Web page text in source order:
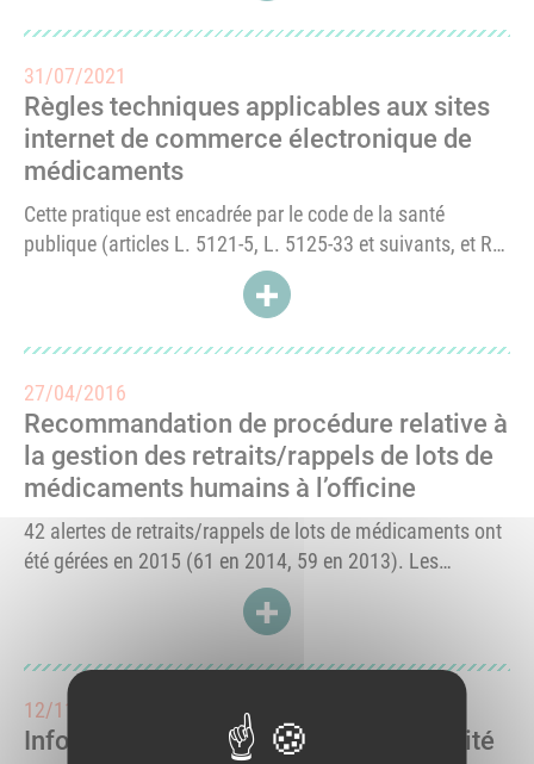
31/07/2021
Règles techniques applicables aux sites
internet de commerce électronique de
médicaments
Cette pratique est encadrée par le code de la santé
publique (articles L. 5121-5, L. 5125-33 et suivants, et R.
5125-70 et suivants du CSP) et par les arrêtés du 28
novembre 2016 relatifs aux bonnes pratiques de
ACCÉDER À RÈGLES
27/04/2016
Recommandation de procédure relative à
la gestion des retraits/rappels de lots de
médicaments humains à l’officine
42 alertes de retraits/rappels de lots de médicaments ont
été gérées en 2015 (61 en 2014, 59 en 2013). Les
exigences de santé publique nécessitent, en cas
d’incident ou d’accident sur un lot de médicaments, son
ACCÉDER À
12/11/2015
Information, communication et publicité